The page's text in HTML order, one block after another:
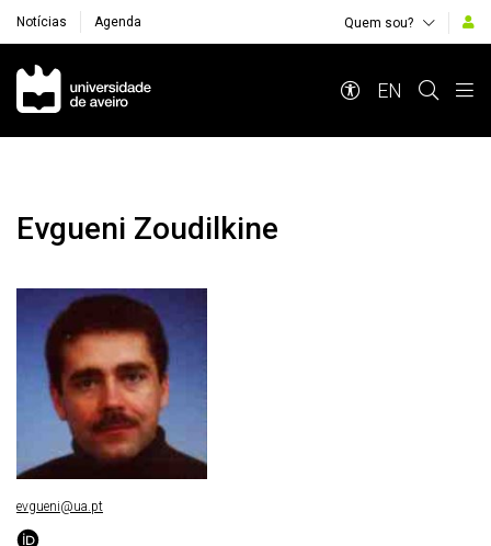
Notícias Agenda Quem sou?
Navegação Principal
EN
Evgueni Zoudilkine
evgueni@ua.pt